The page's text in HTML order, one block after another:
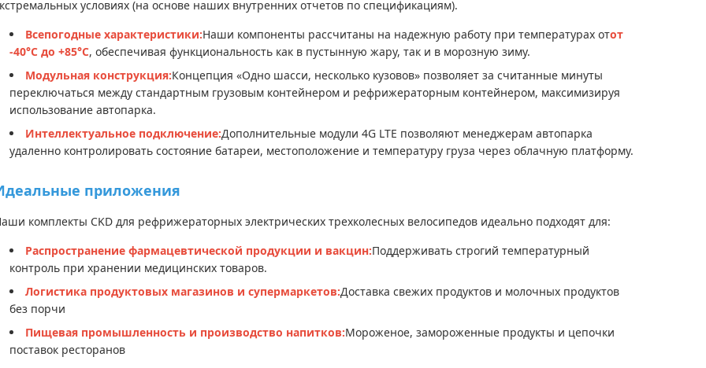
условиях (на основе наших внутренних отчетов по спецификациям).
Всепогодные характеристики:Наши компоненты рассчитаны на надежную работу при температурах отот
-40°С до +85°С, обеспечивая функциональность как в пустынную жару, так и в морозную зиму.
Модульная конструкция:Концепция «Одно шасси, несколько кузовов» позволяет за считанные минуты
переключаться между стандартным грузовым контейнером и рефрижераторным контейнером, максимизируя
использование автопарка.
Интеллектуальное подключение:Дополнительные модули 4G LTE позволяют менеджерам автопарка
удаленно контролировать состояние батареи, местоположение и температуру груза через облачную платформу.
приложения
комплекты CKD для рефрижераторных электрических трехколесных велосипедов идеально подходят для:
Распространение фармацевтической продукции и вакцин:Поддерживать строгий температурный
контроль при хранении медицинских товаров.
Логистика продуктовых магазинов и супермаркетов:Доставка свежих продуктов и молочных продуктов
без порчи
Пищевая промышленность и производство напитков:Мороженое, замороженные продукты и цепочки
поставок ресторанов